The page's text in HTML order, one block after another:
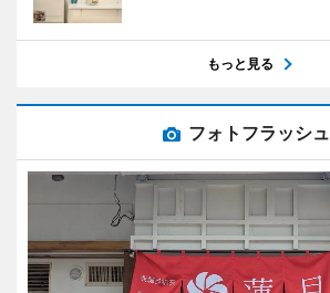
もっと見る
フォトフラッシュ